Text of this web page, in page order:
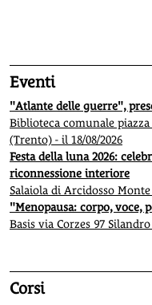
Eventi
"Atlante delle guerre",
Biblioteca comunale
(Trento) - il 18/08/2026
Festa della luna 2026:
riconnessione interiore
Salaiola di Arcidosso Monte
"Menopausa: corpo, voce,
Basis via Corzes 97
Corsi